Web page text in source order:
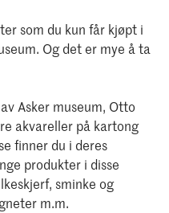
som du kun får kjøpt i
Og det er mye å ta
Asker museum, Otto
akvareller på kartong
finner du i deres
produkter i disse
sminke og
m.m.